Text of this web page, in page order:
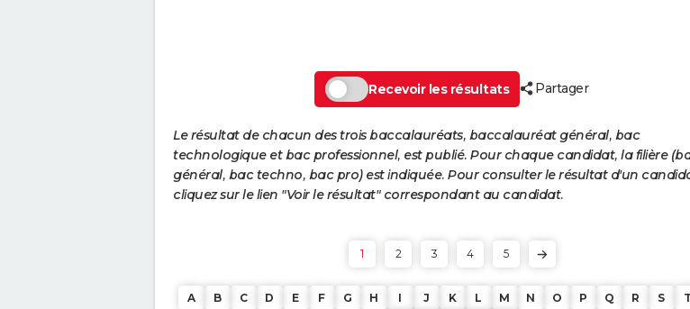
Recevoir les résultats Partager
Le résultat de chacun des trois baccalauréats, baccalauréat général, bac
technologique et bac professionnel, est publié. Pour chaque candidat, la filière
général, bac techno, bac pro) est indiquée. Pour consulter le résultat d'un
cliquez sur le lien "Voir le résultat" correspondant au candidat.
1 2 3 4 5
A B C D E F G H I J K L M N O P Q R S T